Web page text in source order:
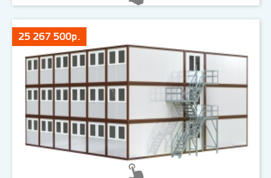
25 267 500р.